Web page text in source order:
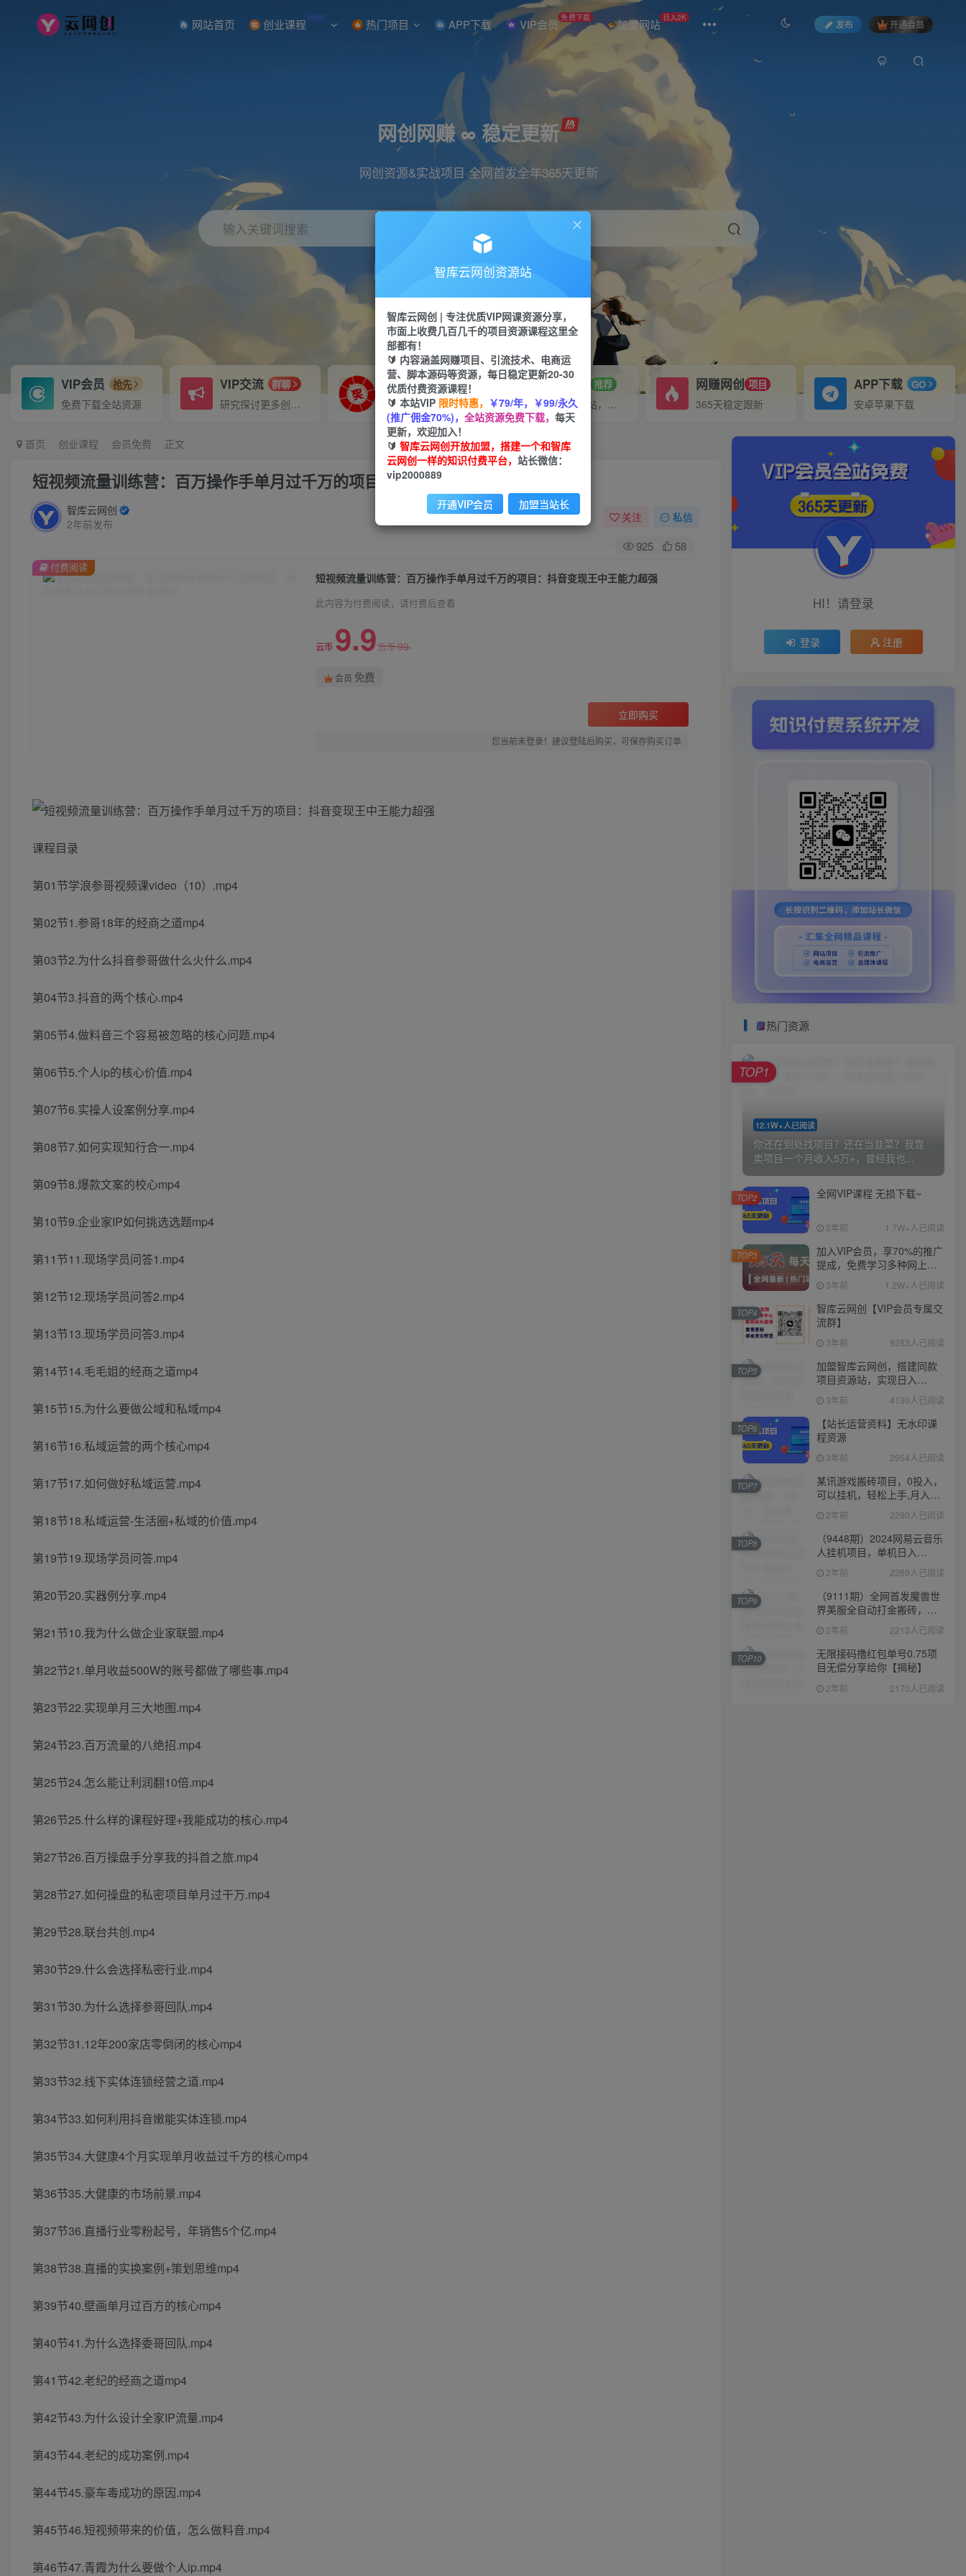
网站首页 创业课程 NEW 热门项目 APP下载 VIP会员 免费下载 加盟网站 日入2K
发布 开通会员
网创网赚 ∞ 稳定更新
网创资源&实战项目 全网首发全年365天更新
输入关键词搜索
直播 小红书 剪辑
VIP会员 抢先
免费下载全站资源
VIP交流 群聊
研究探讨更多创业项目路子。
VIP推广
70%分佣
会员专属推广链接
招募站长 推荐
搭建同款网站，自己当老板
网赚网创 项目
365天稳定跟新
APP下载 GO
安卓苹果下载
首页 创业课程 会员免费 正文
短视频流量训练营：百万操作手单月过千万的项目：抖音变现王中王能力超强
智库云网创
2年前发布
关注 私信
925 58
短视频流量训练营：百万操作手单月过千万的项目：抖音变现王中王能力超强
此内容为付费阅读，请付费后查看
云币 9.9云币99
会员 免费
立即购买
您当前未登录！建议登陆后购买，可保存购买订单
付费阅读
课程目录
第01节学浪参哥视频课video（10）.mp4
第02节1.参哥18年的经商之道mp4
第03节2.为什么抖音参哥做什么火什么.mp4
第04节3.抖音的两个核心.mp4
第05节4.做料音三个容易被忽略的核心问题.mp4
第06节5.个人ip的核心价值.mp4
第07节6.实操人设案例分享.mp4
第08节7.如何实现知行合一.mp4
第09节8.爆款文案的校心mp4
第10节9.企业家IP如何挑选选题mp4
第11节11.现场学员问答1.mp4
第12节12.现场学员问答2.mp4
第13节13.现场学员问答3.mp4
第14节14.毛毛姐的经商之道mp4
第15节15.为什么要做公域和私域mp4
第16节16.私域运营的两个核心mp4
第17节17.如何做好私域运营.mp4
第18节18.私域运营-生活圈+私域的价值.mp4
第19节19.现场学员问答.mp4
第20节20.实器例分享.mp4
第21节10.我为什么做企业家联盟.mp4
第22节21.单月收益500W的账号都做了哪些事.mp4
第23节22.实现单月三大地图.mp4
第24节23.百万流量的八绝招.mp4
第25节24.怎么能让利润翻10倍.mp4
第26节25.什么样的课程好理+我能成功的核心.mp4
第27节26.百万操盘手分享我的抖首之旅.mp4
第28节27.如何操盘的私密项目单月过干万.mp4
第29节28.联台共创.mp4
第30节29.什么会选择私密行业.mp4
第31节30.为什么选择参哥回队.mp4
第32节31.12年200家店零倒闭的核心mp4
第33节32.线下实体连锁经营之道.mp4
第34节33.如何利用抖音嫩能实体连锁.mp4
第35节34.大健康4个月实现单月收益过千方的核心mp4
第36节35.大健康的市场前景.mp4
第37节36.直播行业零粉起号，年销售5个亿.mp4
第38节38.直播的实换案例+策划思维mp4
第39节40.壁画单月过百方的核心mp4
第40节41.为什么选择委哥回队.mp4
第41节42.老纪的经商之道mp4
第42节43.为什么设计全家IP流量.mp4
第43节44.老纪的成功案例.mp4
第44节45.豪车毒成功的原因.mp4
第45节46.短视频带来的价值，怎么做料音.mp4
第46节47.青霞为什么要做个人ip.mp4
HI！请登录
登录 注册
热门资源
12.1W+人已阅读
你还在到处找项目？还在当韭菜？我靠
卖项目一个月收入5万+，曾经我也...
TOP1
全网VIP课程 无损下载~
2年前 1.7W+人已阅读
TOP2
加入VIP会员，享70%的推广
提成，免费学习多种网上创
业课程，菜鸟秒变大神！
3年前 1.2W+人已阅读
TOP3
智库云网创【VIP会员专属交
流群】
3年前 9283人已阅读
TOP4
加盟智库云网创，搭建同款
项目资源站，实现日入
2000+
3年前 4130人已阅读
TOP5
【站长运营资料】无水印课
程资源
3年前 2954人已阅读
TOP6
某讯游戏搬砖项目，0投入，
可以挂机，轻松上手,月入
3000+上不封顶
2年前 2290人已阅读
TOP7
（9448期）2024网易云音乐
人挂机项目，单机日入
150+，无脑月入5000+
2年前 2269人已阅读
TOP8
（9111期）全网首发魔兽世
界美服全自动打金搬砖，日
入1000+，简单好操作，保
姆级教学
2年前 2213人已阅读
TOP9
无限接码撸红包单号0.75项
目无偿分享给你【揭秘】
2年前 2170人已阅读
TOP10
智库云网创资源站
智库云网创 | 专注优质VIP网课资源分享，
市面上收费几百几千的项目资源课程这里全
部都有！
🔰 内容涵盖网赚项目、引流技术、电商运
营、脚本源码等资源，每日稳定更新20-30
优质付费资源课程！
🔰 本站VIP 限时特惠， ￥79/年，￥99/永久
(推广佣金70%)， 全站资源免费下载， 每天
更新，欢迎加入！
🔰 智库云网创开放加盟，搭建一个和智库
云网创一样的知识付费平台， 站长微信：
vip2000889
开通VIP会员 加盟当站长